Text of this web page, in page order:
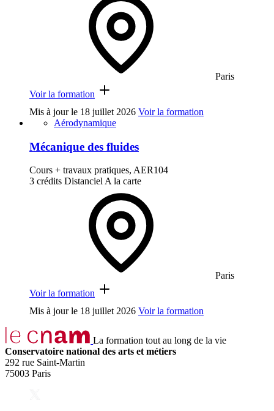
Paris
Voir la formation
Mis à jour le 18 juillet 2026 Voir la formation
Aérodynamique
Mécanique des fluides
Cours + travaux pratiques, AER104
3 crédits Distanciel A la carte
Paris
Voir la formation
Mis à jour le 18 juillet 2026 Voir la formation
La formation tout au long de la vie
Conservatoire national des arts et métiers
292 rue Saint-Martin
75003 Paris